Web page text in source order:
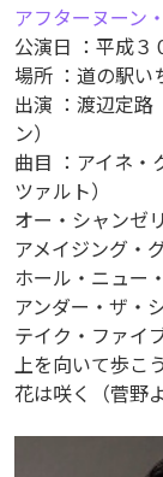
アフターヌーン
公演日 ：平成３
場所 ：道の駅い
出演 ：渡辺定路
ン）
曲目 ：アイネ・
ツァルト）
オー・シャンゼ
アメイジング・
ホール・ニュー
アンダー・ザ・
テイク・ファイ
上を向いて歩こ
花は咲く（菅野